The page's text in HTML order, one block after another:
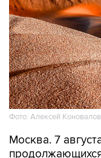
Фото: Алексей
Москва. 7